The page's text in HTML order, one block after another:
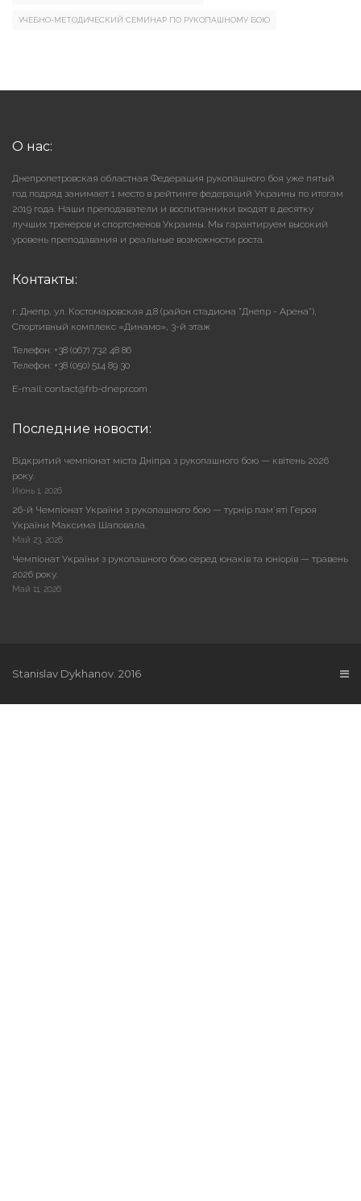
УЧЕБНО-МЕТОДИЧЕСКИЙ СЕМИНАР ПО РУКОПАШНОМУ БОЮ
О нас:
Днепропетровская областная Федерация рукопашного боя уже пятый
год подряд занимает 1 место в рейтинге федераций Украины по итогам
2019 года. Наши преподаватели и воспитанники входят в десятку
лучших тренеров и спортсменов Украины. Мы гарантируем высокий
уровень преподавания и реальные возможности роста.
Контакты:
г. Днепр, ул. Костомаровская д.8 (район стадиона "Днепр - Арена"),
Cпортивный комплекс «Динамо», 3-й этаж
Телефон: +38 (067) 732 48 86
Телефон: +38 (050) 514 89 30
E-mail: contact@frb-dnepr.com
Последние новости:
Відкритий чемпіонат міста Дніпра з рукопашного бою — квітень 2026
року.
Июнь 1, 2026
26-й Чемпіонат України з рукопашного бою — турнір пам’яті Героя
України Максима Шаповала.
Май 23, 2026
Чемпіонат України з рукопашного бою серед юнаків та юніорів — травень
2026 року.
Май 11, 2026
Stanislav Dykhanov. 2016